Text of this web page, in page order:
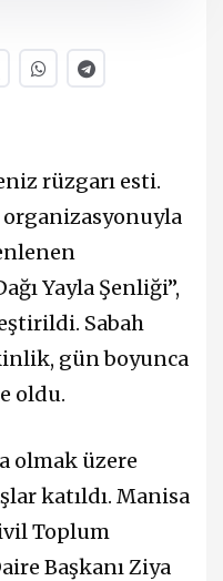
rüzgarı esti.
Yayla Şenliği”,
Sabah
gün boyunca
oldu.
olmak üzere
katıldı. Manisa
Toplum
Başkanı Ziya